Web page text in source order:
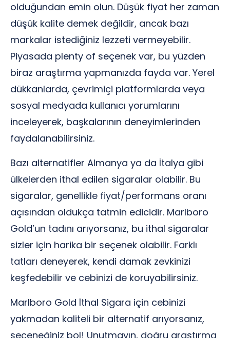
olduğundan emin olun. Düşük fiyat her zaman
düşük kalite demek değildir, ancak bazı
markalar istediğiniz lezzeti vermeyebilir.
Piyasada plenty of seçenek var, bu yüzden
biraz araştırma yapmanızda fayda var. Yerel
dükkanlarda, çevrimiçi platformlarda veya
sosyal medyada kullanıcı yorumlarını
inceleyerek, başkalarının deneyimlerinden
faydalanabilirsiniz.
Bazı alternatifler Almanya ya da İtalya gibi
ülkelerden ithal edilen sigaralar olabilir. Bu
sigaralar, genellikle fiyat/performans oranı
açısından oldukça tatmin edicidir. Marlboro
Gold’un tadını arıyorsanız, bu ithal sigaralar
sizler için harika bir seçenek olabilir. Farklı
tatları deneyerek, kendi damak zevkinizi
keşfedebilir ve cebinizi de koruyabilirsiniz.
Marlboro Gold İthal Sigara için cebinizi
yakmadan kaliteli bir alternatif arıyorsanız,
seçeneğiniz bol! Unutmayın, doğru araştırma